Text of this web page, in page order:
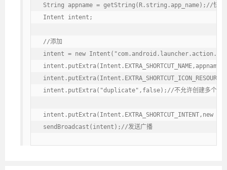
String appname = getString(R.string.app_name);//快捷
Intent intent;
//添加
intent = new
intent.putExtra("duplicate",false);//不允许创建多个快
sendBroadcast(intent);//发送广播